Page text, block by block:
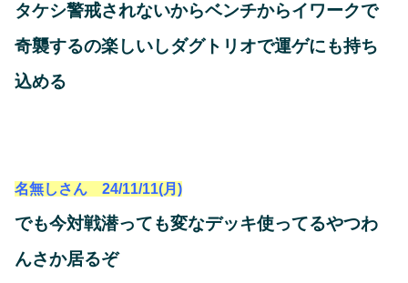
タケシ警戒されないからベンチからイワークで
奇襲するの楽しいしダグトリオで運ゲにも持ち
込める
名無しさん 24/11/11(月)
でも今対戦潜っても変なデッキ使ってるやつわ
んさか居るぞ